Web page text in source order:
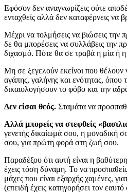
Εφόσον δεν αναγνωρίζεις ούτε
ενταχθείς αλλά δεν καταφέρνεις να
Μέχρι να τολμήσεις να βιώσεις την
δε θα μπορέσεις να συλλάβεις την
διχασμό. Πότε θα σε τραβά η μία ή
Μη σε ξεγελούν εκείνοι που θέλουν
αγάπης, γαλήνης και ενότητας, όπου
δικαιολογήσουν το φόβο και την
Δεν είσαι θεός. Σταμάτα να
Αλλά μπορείς να στεφθείς
γενετής δικαίωμά σου, η μοναδική
σου, για πρώτη φορά στη ζωή σου.
Παραδέξου ότι αυτή είναι η
έχεις τόση δύναμη. Το να
μάχες που είναι εξαρχής χαμένες,
(επειδή έχεις κατηγορήσει τον